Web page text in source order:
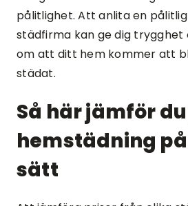
pålitlighet. Att anlita en
städfirma kan ge dig trygghet
om att ditt hem kommer att
städat.
Så här jämför
hemstädning
sätt